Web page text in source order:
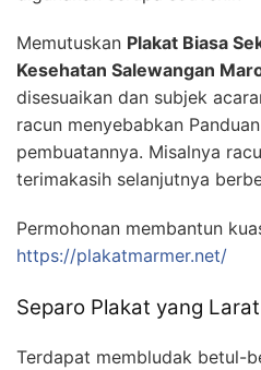
Memutuskan Plakat Biasa
Kesehatan Salewangan
disesuaikan dan subjek
racun menyebabkan
pembuatannya. Misalnya
terimakasih selanjutnya
Permohonan membantun
https://plakatmarmer.net/
Separo Plakat yang
Terdapat membludak betul-